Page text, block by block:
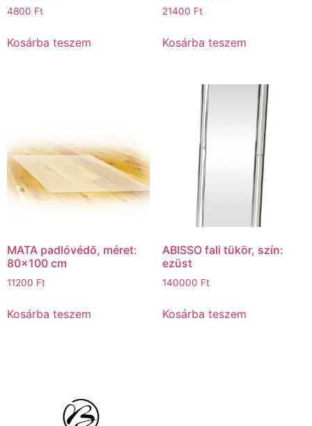
4800 Ft
Kosárba teszem
21400 Ft
Kosárba teszem
MATA padlóvédő, méret:
80×100 cm
11200 Ft
Kosárba teszem
ABISSO fali tükör, szín:
ezüst
140000 Ft
Kosárba teszem